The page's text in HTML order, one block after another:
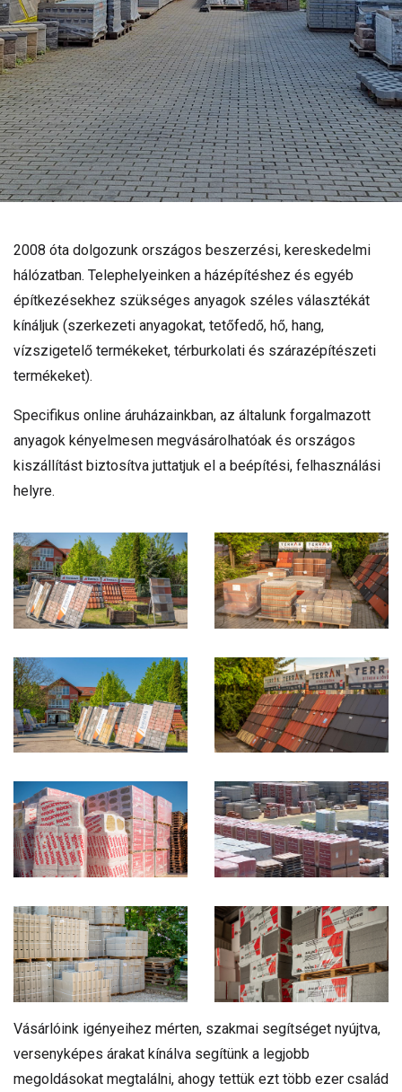
2008 óta dolgozunk országos beszerzési, kereskedelmi
hálózatban. Telephelyeinken a házépítéshez és egyéb
építkezésekhez szükséges anyagok széles választékát
kínáljuk (szerkezeti anyagokat, tetőfedő, hő, hang,
vízszigetelő termékeket, térburkolati és szárazépítészeti
termékeket).
Specifikus online áruházainkban, az általunk forgalmazott
anyagok kényelmesen megvásárolhatóak és országos
kiszállítást biztosítva juttatjuk el a beépítési, felhasználási
helyre.
Vásárlóink igényeihez mérten, szakmai segítséget nyújtva,
versenyképes árakat kínálva segítünk a legjobb
megoldásokat megtalálni, ahogy tettük ezt több ezer család